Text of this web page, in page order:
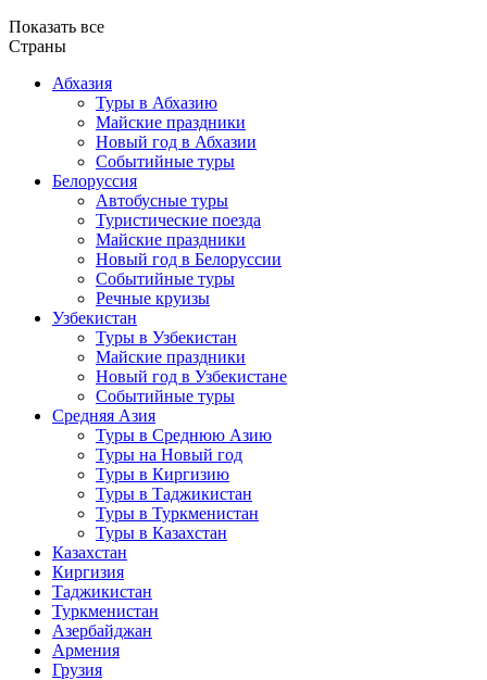
Показать все
Страны
Абхазия
Туры в Абхазию
Майские праздники
Новый год в Абхазии
Событийные туры
Белоруссия
Автобусные туры
Туристические поезда
Майские праздники
Новый год в Белоруссии
Событийные туры
Речные круизы
Узбекистан
Туры в Узбекистан
Майские праздники
Новый год в Узбекистане
Событийные туры
Средняя Азия
Туры в Среднюю Азию
Туры на Новый год
Туры в Киргизию
Туры в Таджикистан
Туры в Туркменистан
Туры в Казахстан
Казахстан
Киргизия
Таджикистан
Туркменистан
Азербайджан
Армения
Грузия